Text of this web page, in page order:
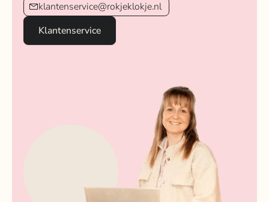
klantenservice@rokjeklokje.nl
Klantenservice